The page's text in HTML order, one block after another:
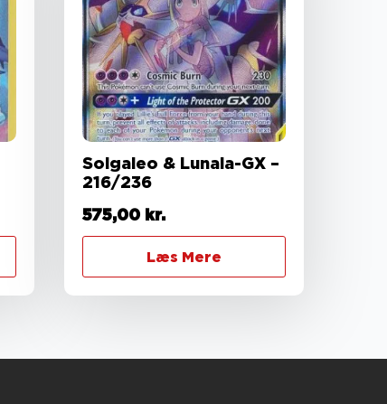
Solgaleo & Lunala-GX –
216/236
575,00 kr.
Læs Mere